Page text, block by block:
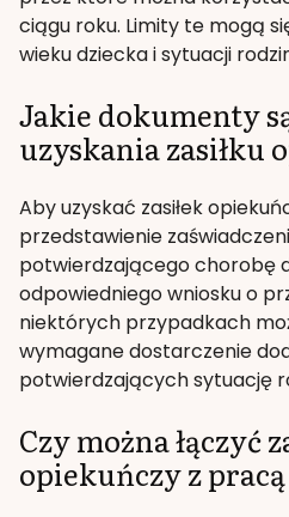
ciągu roku. Limity te mogą
wieku dziecka i sytuacji
Jakie dokumenty
uzyskania zasiłku
Aby uzyskać zasiłek
przedstawienie
potwierdzającego chorobę
odpowiedniego wniosku o
niektórych przypadkach
wymagane dostarczenie
potwierdzających sytuację
Czy można łączyć
opiekuńczy z